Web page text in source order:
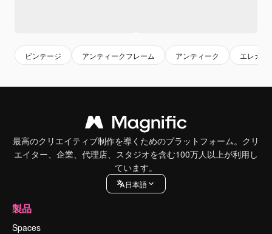
ビンテージ アンティークフレーム アンティーク エレガン
最高のクリエイティブ制作を導くためのプラットフォーム。クリ
エイター、企業、代理店、スタジオを含む100万人以上が利用し
ています。
日本語
製品
Spaces